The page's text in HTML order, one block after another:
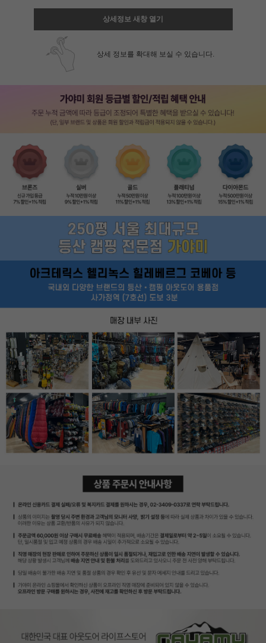
상세정보 새창 열기
상세 정보를 확대해 보실 수 있습니다.